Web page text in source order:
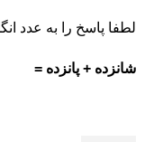
لطفا پاسخ را به عدد
شانزده + پانزده =